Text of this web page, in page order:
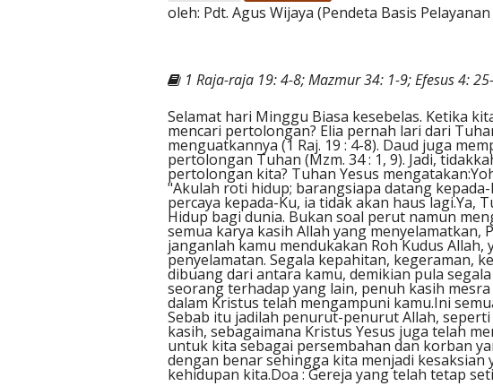
oleh: Pdt. Agus Wijaya (Pendeta Basis
1 Raja-raja 19: 4-8; Mazmur 34: 1-9; Efesus 4:
Selamat hari Minggu Biasa kesebelas. Ketika
mencari pertolongan? Elia pernah lari dari
menguatkannya (1 Raj. 19 : 4-8). Daud juga
pertolongan Tuhan (Mzm. 34 : 1, 9). Jadi,
pertolongan kita? Tuhan Yesus
"Akulah roti hidup; barangsiapa datang
percaya kepada-Ku, ia tidak akan haus lagi.Ya,
Hidup bagi dunia. Bukan soal perut namun
semua karya kasih Allah yang menyelamatkan,
janganlah kamu mendukakan Roh Kudus
penyelamatan. Segala kepahitan, kegeraman,
dibuang dari antara kamu, demikian pula
seorang terhadap yang lain, penuh kasih
dalam Kristus telah mengampuni kamu.Ini
Sebab itu jadilah penurut-penurut Allah,
kasih, sebagaimana Kristus Yesus juga telah
untuk kita sebagai persembahan dan korban
dengan benar sehingga kita menjadi
kehidupan kita.Doa : Gereja yang telah tetap